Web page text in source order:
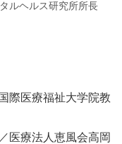
ルヘルス研究所所長
際医療福祉大学院教
医療法人恵風会高岡